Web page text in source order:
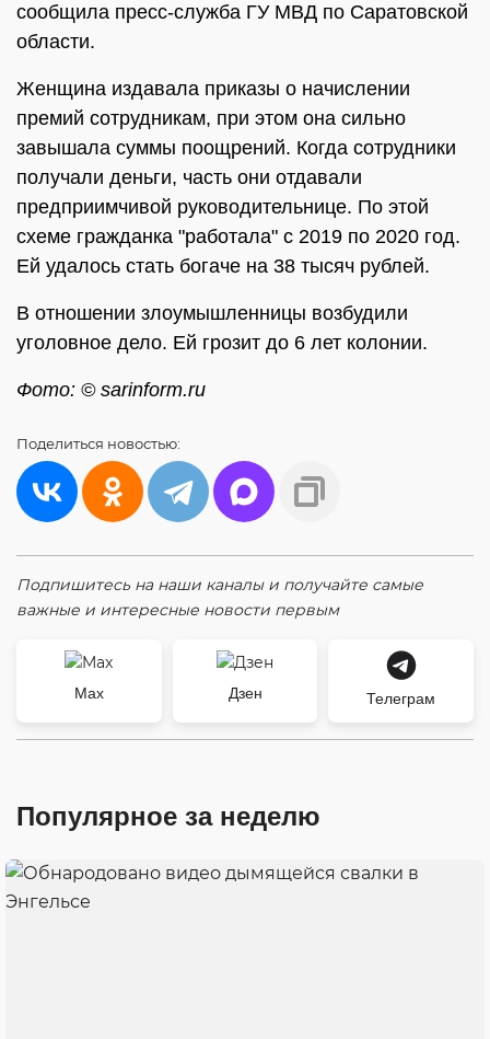
сообщила пресс-служба ГУ МВД по Саратовской
области.
Женщина издавала приказы о начислении
премий сотрудникам, при этом она сильно
завышала суммы поощрений. Когда сотрудники
получали деньги, часть они отдавали
предприимчивой руководительнице. По этой
схеме гражданка "работала" с 2019 по 2020 год.
Ей удалось стать богаче на 38 тысяч рублей.
В отношении злоумышленницы возбудили
уголовное дело. Ей грозит до 6 лет колонии.
Фото: © sarinform.ru
Поделиться новостью:
Подпишитесь на наши каналы и получайте самые
важные и интересные новости первым
Max Дзен Телеграм
Популярное за неделю